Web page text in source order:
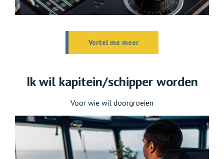
Vertel me meer
Ik wil kapitein/schipper worden
Voor wie wil doorgroeien